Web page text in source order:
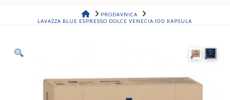
HOMEPRODAVNICA
LAVAZZA BLUE ESPRESSO DOLCE VENECIA 100 KAPSULA